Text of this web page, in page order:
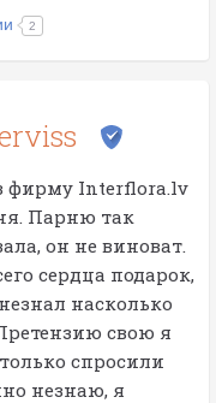
2
фирму Interflora.lv
Парню так
он не виноват.
сердца подарок,
насколько
свою я
спросили
незнаю, я